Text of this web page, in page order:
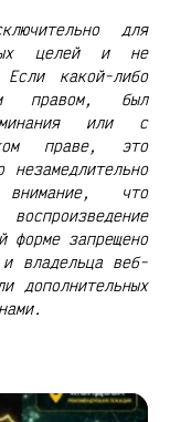
для
целей и не
Если какой-либо
правом, был
или с
праве, это
что
форме запрещено
и владельца веб-
дополнительных